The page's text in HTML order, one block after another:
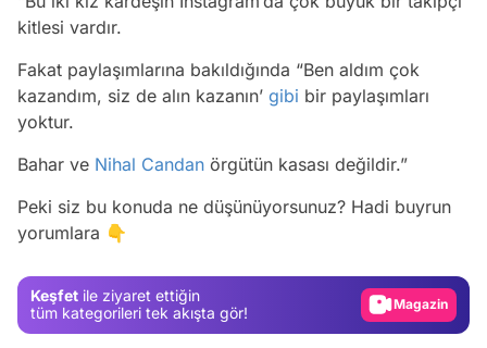
kitlesi vardır.
Fakat paylaşımlarına bakıldığında “Ben aldım çok
kazandım, siz de alın kazanın’ gibi bir paylaşımları
yoktur.
Bahar ve Nihal Candan örgütün kasası değildir.”
Peki siz bu konuda ne düşünüyorsunuz? Hadi buyrun
yorumlara 👇
Keşfet ile ziyaret ettiğin
tüm kategorileri tek akışta gör!
Test
Video